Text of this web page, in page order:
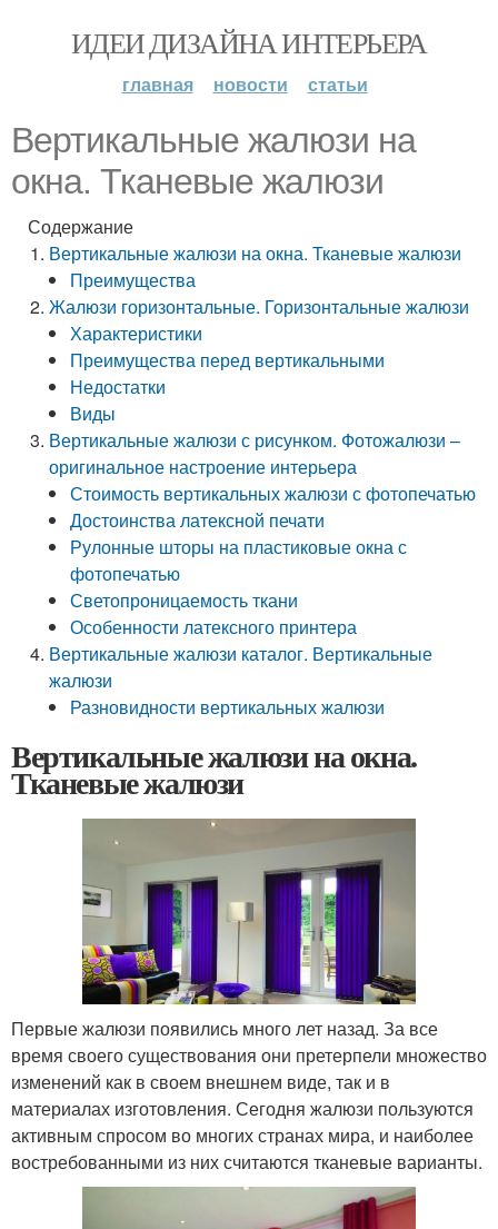
ИДЕИ ДИЗАЙНА ИНТЕРЬЕРА
главная новости статьи
Вертикальные жалюзи на
окна. Тканевые жалюзи
Содержание
Вертикальные жалюзи на окна. Тканевые жалюзи
Преимущества
Жалюзи горизонтальные. Горизонтальные жалюзи
Характеристики
Преимущества перед вертикальными
Недостатки
Виды
Вертикальные жалюзи с рисунком. Фотожалюзи –
оригинальное настроение интерьера
Стоимость вертикальных жалюзи с фотопечатью
Достоинства латексной печати
Рулонные шторы на пластиковые окна с
фотопечатью
Светопроницаемость ткани
Особенности латексного принтера
Вертикальные жалюзи каталог. Вертикальные
жалюзи
Разновидности вертикальных жалюзи
Вертикальные жалюзи на окна.
Тканевые жалюзи
Первые жалюзи появились много лет назад. За все
время своего существования они претерпели множество
изменений как в своем внешнем виде, так и в
материалах изготовления. Сегодня жалюзи пользуются
активным спросом во многих странах мира, и наиболее
востребованными из них считаются тканевые варианты.